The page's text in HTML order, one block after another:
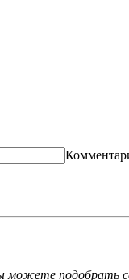
можете подобрать